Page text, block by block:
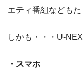
エティ番組などもた
しかも・・・U-
・スマホ